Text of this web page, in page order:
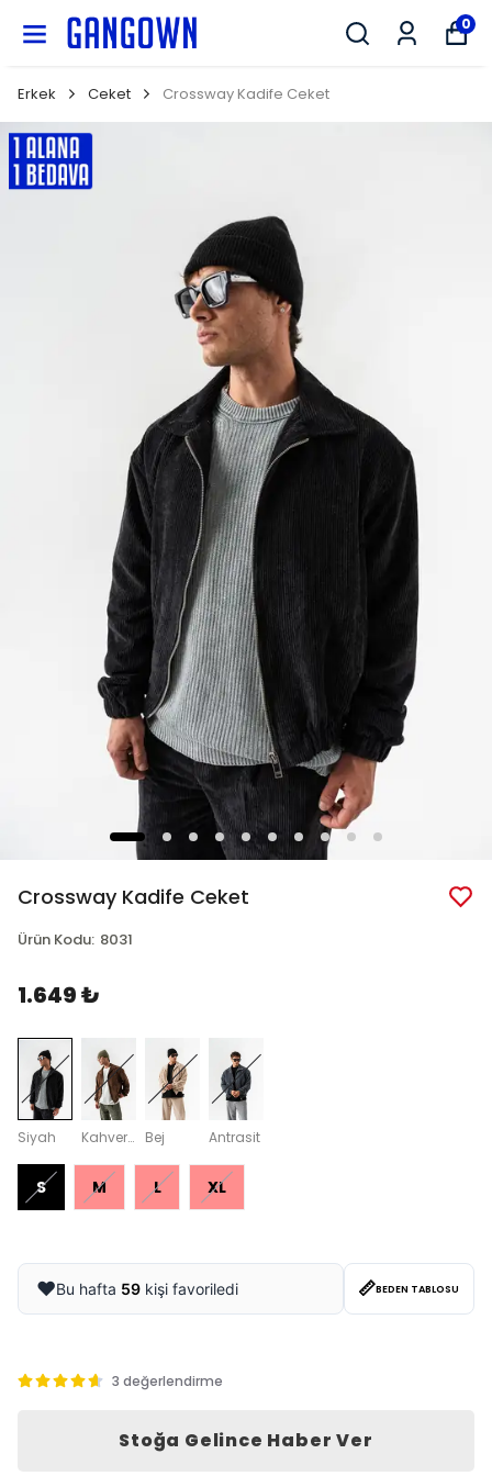
0
Erkek Ceket Crossway Kadife Ceket
Crossway Kadife Ceket
Ürün Kodu: 8031
1.649 ₺
Siyah Kahverengi Bej Antrasit
S M L XL
❤️Bu hafta 59 kişi favoriledi 📏BEDEN TABLOSU
3 değerlendirme
Stoğa Gelince Haber Ver